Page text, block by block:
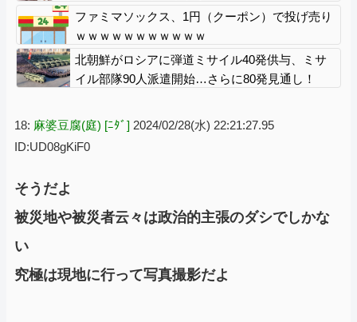
ファミマソックス、1円（クーポン）で投げ売り
ｗｗｗｗｗｗｗｗｗｗｗ
北朝鮮がロシアに弾道ミサイル40発供与、ミサ
イル部隊90人派遣開始…さらに80発見通し！
18: 麻婆豆腐(庭) [ﾆﾀﾞ] 2024/02/28(水) 22:21:27.95
ID:UD08gKiF0
そうだよ
被災地や被災者云々は政治的主張のダシでしかな
い
究極は現地に行って写真撮影だよ